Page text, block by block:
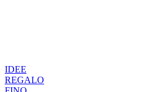
IDEE
REGALO